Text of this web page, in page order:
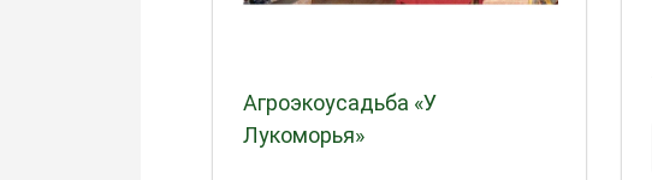
Агроэкоусадьба «У
Лукоморья»